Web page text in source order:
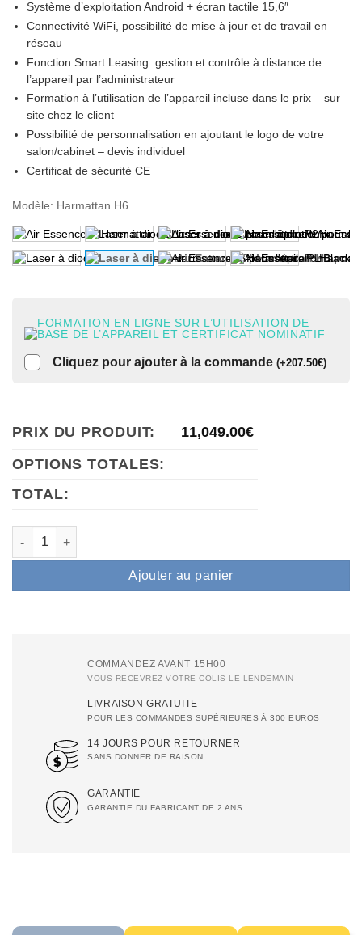
Système d’exploitation Android + écran tactile 15,6″
Connectivité WiFi, possibilité de mise à jour et de travail en
réseau
Fonction Smart Leasing: gestion et contrôle à distance de
l’appareil par l’administrateur
Formation à l’utilisation de l’appareil incluse dans le prix– sur
site chez le client
Possibilité de personnalisation en ajoutant le logo de votre
salon/cabinet – devis individuel
Certificat de sécurité CE
Modèle: Harmattan H6
FORMATION EN LIGNE SUR L’UTILISATION DE
BASE DE L’APPAREIL ET CERTIFICAT NOMINATIF
Cliquez pour ajouter à la commande (+207.50€)
PRIX DU PRODUIT: 11,049.00€
OPTIONS TOTALES:
TOTAL:
quantité de Laser à diode Air Essence™ Harmattan H6 pour
Ajouter au panier
COMMANDEZ AVANT 15H00
VOUS RECEVREZ VOTRE COLIS LE LENDEMAIN
LIVRAISON GRATUITE
POUR LES COMMANDES SUPÉRIEURES À 300 EUROS
14 JOURS POUR RETOURNER
SANS DONNER DE RAISON
GARANTIE
GARANTIE DU FABRICANT DE 2 ANS